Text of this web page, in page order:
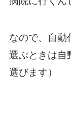
なので、自動
選ぶときは自
選びます）